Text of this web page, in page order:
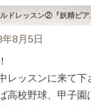
ドレッスン②『妖精ピア
8月5日
レッスンに来て
高校野球、甲子